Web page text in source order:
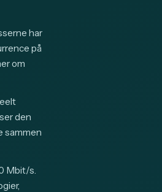
har
på
om
den
sammen
Mbit/s.